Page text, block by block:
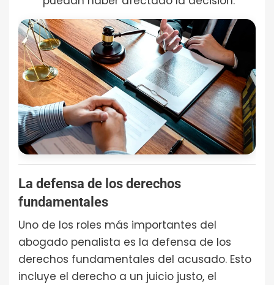
La defensa de los derechos
fundamentales
Uno de los roles más importantes del
abogado penalista es la defensa de los
derechos fundamentales del acusado. Esto
incluye el derecho a un juicio justo, el